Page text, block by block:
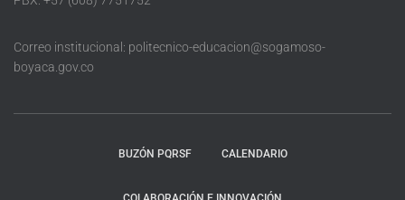
Correo institucional: politecnico-educacion@sogamoso-
boyaca.gov.co
BUZÓN PQRSF CALENDARIO